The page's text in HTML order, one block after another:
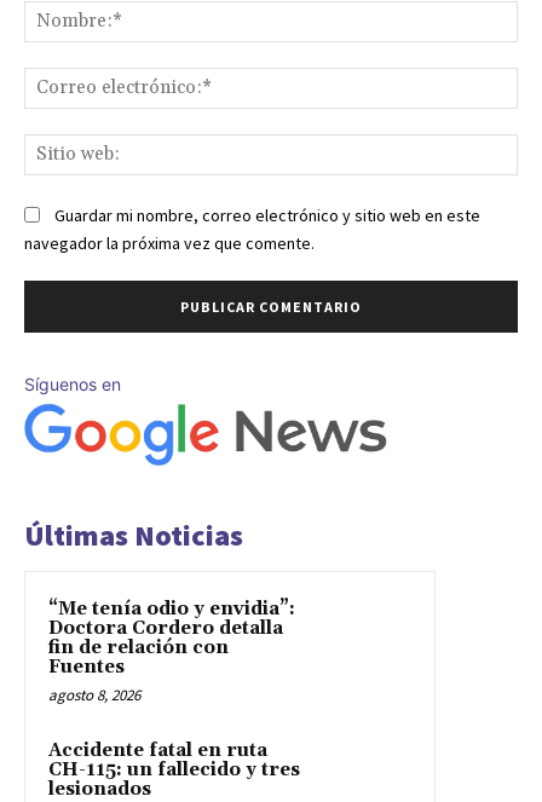
Guardar mi nombre, correo electrónico y sitio web en este
navegador la próxima vez que comente.
Síguenos en
Últimas Noticias
“Me tenía odio y envidia”:
Doctora Cordero detalla
fin de relación con
Fuentes
agosto 8, 2026
Accidente fatal en ruta
CH-115: un fallecido y tres
lesionados